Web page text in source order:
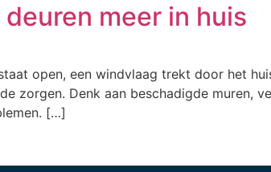
meer in huis
open, een windvlaag trekt door het
zorgen. Denk aan beschadigde muren,
[…]